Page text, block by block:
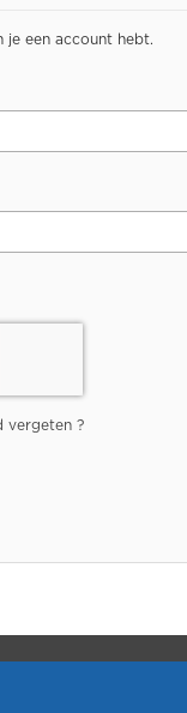
je een account hebt.
vergeten ?